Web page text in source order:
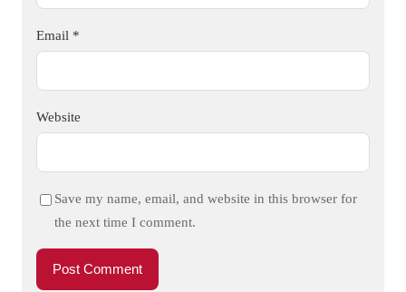
Email *
Website
Save my name, email, and website in this browser for
the next time I comment.